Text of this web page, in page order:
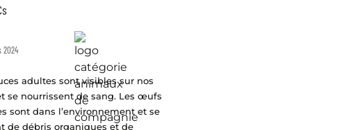
2024
adultes sont visibles sur nos
se nourrissent de sang. Les œufs
sont dans l’environnement et se
de débris organiques et de